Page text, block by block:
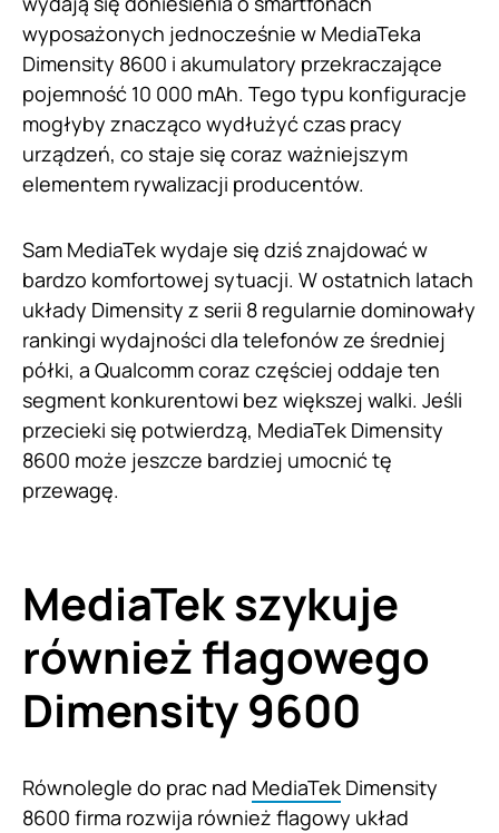
wyposażonych jednocześnie w MediaTeka
Dimensity 8600 i akumulatory przekraczające
pojemność 10 000 mAh. Tego typu konfiguracje
mogłyby znacząco wydłużyć czas pracy
urządzeń, co staje się coraz ważniejszym
elementem rywalizacji producentów.
Sam MediaTek wydaje się dziś znajdować w
bardzo komfortowej sytuacji. W ostatnich latach
układy Dimensity z serii 8 regularnie dominowały
rankingi wydajności dla telefonów ze średniej
półki, a Qualcomm coraz częściej oddaje ten
segment konkurentowi bez większej walki. Jeśli
przecieki się potwierdzą, MediaTek Dimensity
8600 może jeszcze bardziej umocnić tę
przewagę.
MediaTek szykuje
również flagowego
Dimensity 9600
Równolegle do prac nad MediaTek Dimensity
8600 firma rozwija również flagowy układ